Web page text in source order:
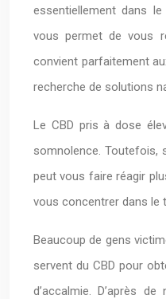
essentiellement dans
vous permet de vous
convient parfaitement
recherche de solutions
Le CBD pris à dose
somnolence. Toutefois,
peut vous faire réagir
vous concentrer dans le
Beaucoup de gens
servent du CBD pour
d’accalmie. D’après